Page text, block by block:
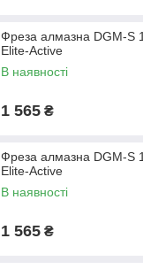
Фреза алмазна DGM-S
Elite-Active
В наявності
1 565 ₴
Фреза алмазна DGM-S
Elite-Active
В наявності
1 565 ₴